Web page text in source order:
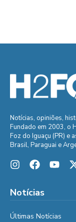
Notícias, opiniões,
Fundado em 2003, o
Foz do Iguaçu (PR) e
Brasil, Paraguai e
Notícias
Últimas Notícias